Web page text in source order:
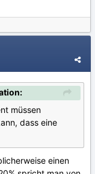
müssen
dass eine
einen